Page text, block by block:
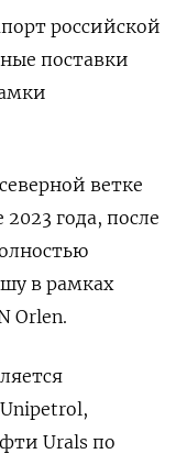
российской
поставки
ветке
года, после
в рамках
Orlen.
Urals по